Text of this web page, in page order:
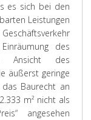
es sich bei den
Leistungen
des
Ansicht des
äußerst geringe
Baurecht an
m² nicht als
angesehen